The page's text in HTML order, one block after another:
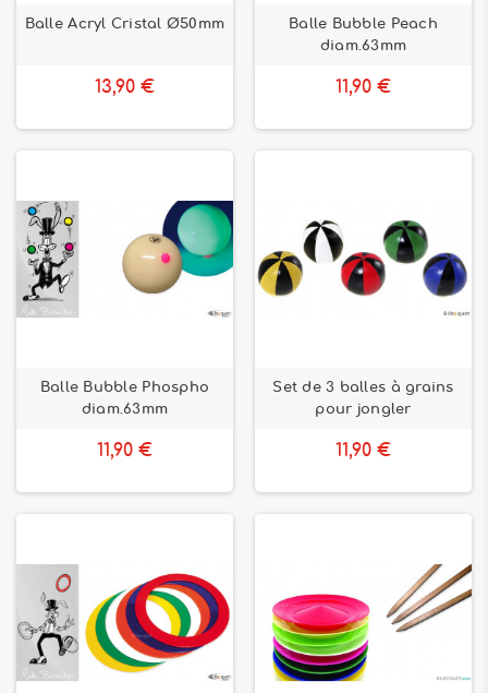
Balle Acryl Cristal Ø50mm
13,90 €
Balle Bubble Peach
diam.63mm
11,90 €
Balle Bubble Phospho
diam.63mm
11,90 €
Set de 3 balles à grains
pour jongler
11,90 €